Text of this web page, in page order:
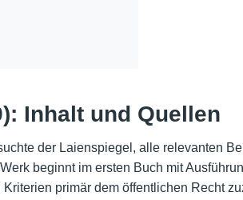
Inhalt und Quellen
der Laienspiegel, alle relevanten
beginnt im ersten Buch mit
primär dem öffentlichen Recht